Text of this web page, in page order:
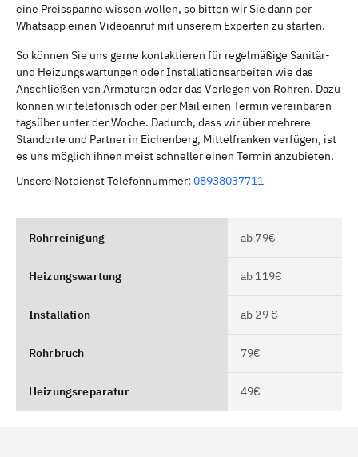
eine Preisspanne wissen wollen, so bitten wir Sie dann per
Whatsapp einen Videoanruf mit unserem Experten zu starten.
So können Sie uns gerne kontaktieren für regelmäßige Sanitär-
und Heizungswartungen oder Installationsarbeiten wie das
Anschließen von Armaturen oder das Verlegen von Rohren. Dazu
können wir telefonisch oder per Mail einen Termin vereinbaren
tagsüber unter der Woche. Dadurch, dass wir über mehrere
Standorte und Partner in Eichenberg, Mittelfranken verfügen, ist
es uns möglich ihnen meist schneller einen Termin anzubieten.
Unsere Notdienst Telefonnummer: 08938037711
Rohrreinigung ab 79€
Heizungswartung ab 119€
Installation ab 29 €
Rohrbruch 79€
Heizungsreparatur 49€